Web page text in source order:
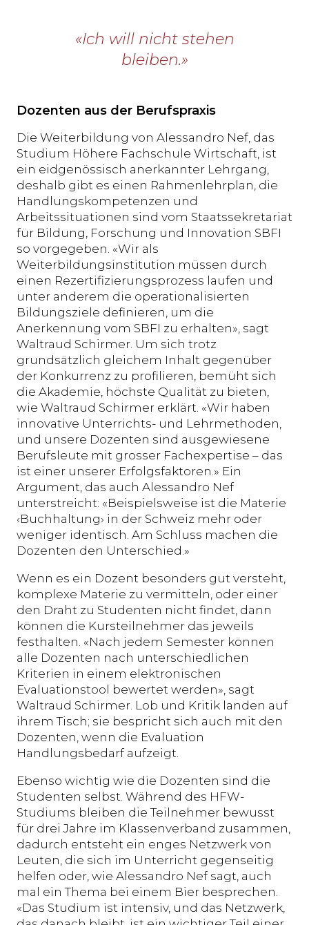
«Ich will nicht stehen
bleiben.»
Dozenten aus der Berufspraxis
Die Weiterbildung von Alessandro Nef, das
Studium Höhere Fachschule Wirtschaft, ist
ein eidgenössisch anerkannter Lehrgang,
deshalb gibt es einen Rahmenlehrplan, die
Handlungskompetenzen und
Arbeitssituationen sind vom Staatssekretariat
für Bildung, Forschung und Innovation SBFI
so vorgegeben. «Wir als
Weiterbildungsinstitution müssen durch
einen Rezertifizierungsprozess laufen und
unter anderem die operationalisierten
Bildungsziele definieren, um die
Anerkennung vom SBFI zu erhalten», sagt
Waltraud Schirmer. Um sich trotz
grundsätzlich gleichem Inhalt gegenüber
der Konkurrenz zu profilieren, bemüht sich
die Akademie, höchste Qualität zu bieten,
wie Waltraud Schirmer erklärt. «Wir haben
innovative Unterrichts- und Lehrmethoden,
und unsere Dozenten sind ausgewiesene
Berufsleute mit grosser Fachexpertise – das
ist einer unserer Erfolgsfaktoren.» Ein
Argument, das auch Alessandro Nef
unterstreicht: «Beispielsweise ist die Materie
‹Buchhaltung› in der Schweiz mehr oder
weniger identisch. Am Schluss machen die
Dozenten den Unterschied.»
Wenn es ein Dozent besonders gut versteht,
komplexe Materie zu vermitteln, oder einer
den Draht zu Studenten nicht findet, dann
können die Kursteilnehmer das jeweils
festhalten. «Nach jedem Semester können
alle Dozenten nach unterschiedlichen
Kriterien in einem elektronischen
Evaluationstool bewertet werden», sagt
Waltraud Schirmer. Lob und Kritik landen auf
ihrem Tisch; sie bespricht sich auch mit den
Dozenten, wenn die Evaluation
Handlungsbedarf aufzeigt.
Ebenso wichtig wie die Dozenten sind die
Studenten selbst. Während des HFW-
Studiums bleiben die Teilnehmer bewusst
für drei Jahre im Klassenverband zusammen,
dadurch entsteht ein enges Netzwerk von
Leuten, die sich im Unterricht gegenseitig
helfen oder, wie Alessandro Nef sagt, auch
mal ein Thema bei einem Bier besprechen.
«Das Studium ist intensiv, und das Netzwerk,